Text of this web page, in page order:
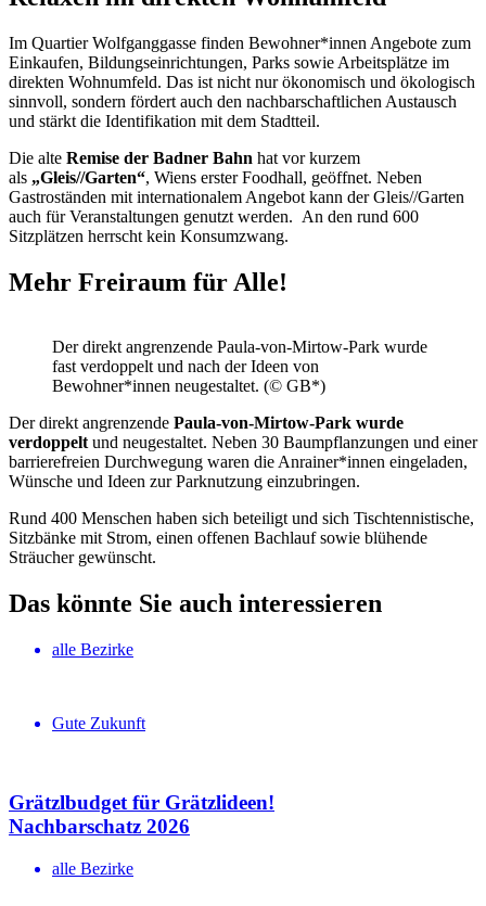
Im Quartier Wolfganggasse finden Bewohner*innen Angebote zum
Einkaufen, Bildungseinrichtungen, Parks sowie Arbeitsplätze im
direkten Wohnumfeld. Das ist nicht nur ökonomisch und ökologisch
sinnvoll, sondern fördert auch den nachbarschaftlichen Austausch
und stärkt die Identifikation mit dem Stadtteil.
Die alte Remise der Badner Bahn hat vor kurzem
als „Gleis//Garten“, Wiens erster Foodhall, geöffnet. Neben
Gastroständen mit internationalem Angebot kann der Gleis//Garten
auch für Veranstaltungen genutzt werden. An den rund 600
Sitzplätzen herrscht kein Konsumzwang.
Mehr Freiraum für Alle!
Der direkt angrenzende Paula-von-Mirtow-Park wurde
fast verdoppelt und nach der Ideen von
Bewohner*innen neugestaltet. (© GB*)
Der direkt angrenzende Paula-von-Mirtow-Park wurde
verdoppeltund neugestaltet. Neben 30 Baumpflanzungen und einer
barrierefreien Durchwegung waren die Anrainer*innen eingeladen,
Wünsche und Ideen zur Parknutzung einzubringen.
Rund 400 Menschen haben sich beteiligt und sich Tischtennistische,
Sitzbänke mit Strom, einen offenen Bachlauf sowie blühende
Sträucher gewünscht.
Das könnte Sie auch interessieren
alle Bezirke
Gute Zukunft
Grätzlbudget für Grätzlideen!
Nachbar­schatz 2026
alle Bezirke